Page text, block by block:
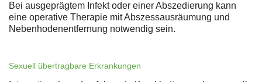
Bei ausgeprägtem Infekt oder einer Abszedierung kann
eine operative Therapie mit Abszessausräumung und
Nebenhodenentfernung notwendig sein.
Sexuell übertragbare Erkrankungen